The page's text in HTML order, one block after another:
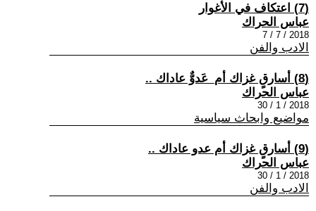
(7) اعتكاف في الأغوار
عباس الحراك
2018 / 7 / 7
الادب والفن
(8) أسارقٍ غزاك أم_عَدوٌّ عاداك ..
عباس الحراك
2018 / 1 / 30
مواضيع وابحاث سياسية
(9) أسارقٍ غزاك أم عدو عاداك ..
عباس الحراك
2018 / 1 / 30
الادب والفن